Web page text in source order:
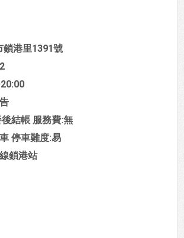
鎖港里1391號
結帳 服務費:無
停車難度:易
鎖港站